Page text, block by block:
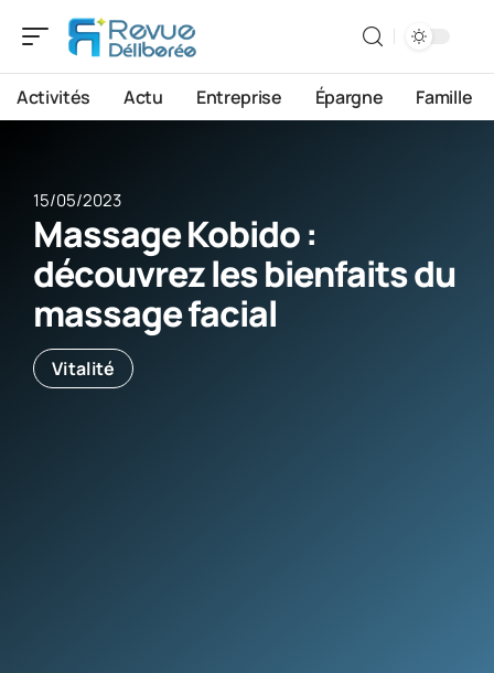
Activités Actu Entreprise Épargne Famille
15/05/2023
Massage Kobido :
découvrez les bienfaits du
massage facial
Vitalité